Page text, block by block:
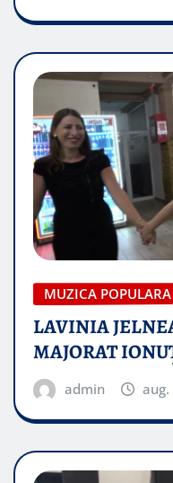
MUZICA POPULARA
LAVINIA
MAJORAT
admin aug.